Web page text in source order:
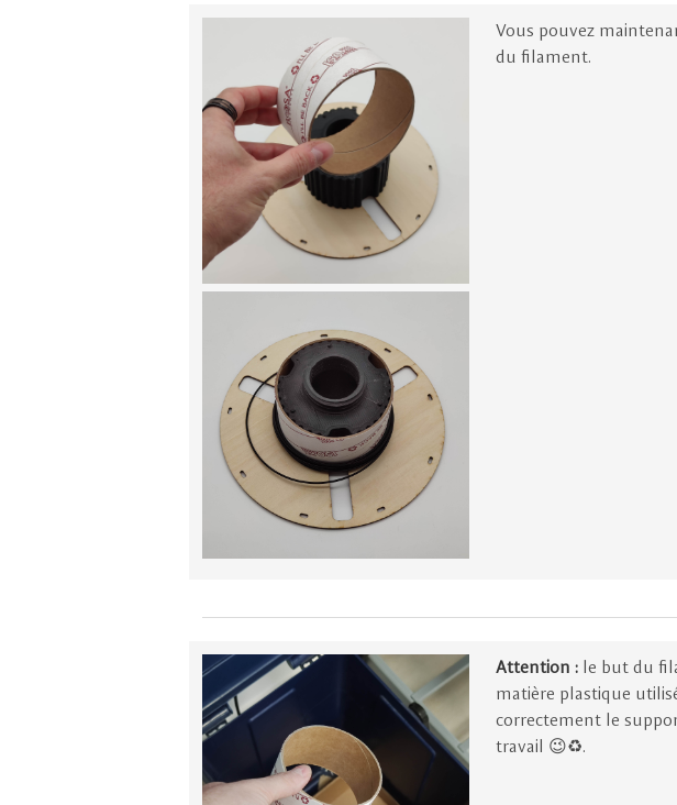
Vous pouvez
du filament.
Attention :le but du
matière plastique
correctement le
travail 😉♻.